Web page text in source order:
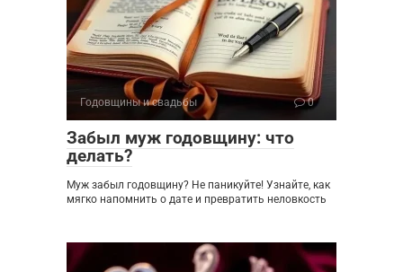
Годовщины и свадьбы 0
Забыл муж годовщину: что
делать?
Муж забыл годовщину? Не паникуйте! Узнайте, как
мягко напомнить о дате и превратить неловкость